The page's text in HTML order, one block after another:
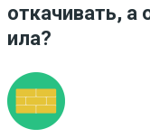
откачивать, а
ила?